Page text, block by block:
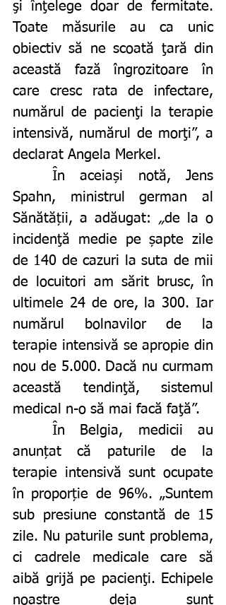
şi înţelege doar de fermitate.
Toate măsurile au ca unic
obiectiv să ne scoată ţară din
această fază îngrozitoare în
care cresc rata de infectare,
numărul de pacienţi la terapie
intensivă, numărul de morţi”, a
declarat Angela Merkel.
Spahn, ministrul german al
Sănătății, a adăugat:
„de la o
incidenţă medie pe șapte zile
de 140 de cazuri la suta de mii
de locuitori am sărit brusc, în
ultimele 24 de ore, la 300. Iar
numărul bolnavilor de la
terapie intensivă se apropie din
nou de 5.000. Dacă nu curmam
această tendinţă, sistemul
medical n-o să mai facă faţă”.
anunțat că paturile de la
terapie intensivă sunt ocupate
în proporție de 96%. „Suntem
sub presiune constantă de 15
zile. Nu paturile sunt problema,
ci cadrele medicale care să
aibă grijă pe pacienţi. Echipele
noastre deja sunt